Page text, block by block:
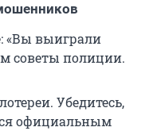
«Вы выиграли
советы полиции.
Убедитесь,
официальным